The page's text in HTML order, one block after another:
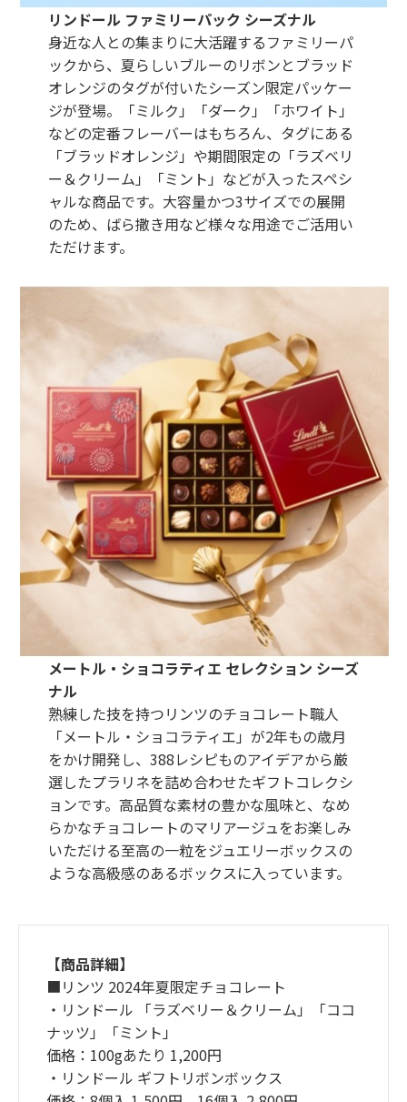
リンドール ファミリーパック シーズナル
身近な人との集まりに大活躍するファミリーパ
ックから、夏らしいブルーのリボンとブラッド
オレンジのタグが付いたシーズン限定パッケー
ジが登場。「ミルク」「ダーク」「ホワイト」
などの定番フレーバーはもちろん、タグにある
「ブラッドオレンジ」や期間限定の「ラズベリ
ー＆クリーム」「ミント」などが入ったスペシ
ャルな商品です。大容量かつ3サイズでの展開
のため、ばら撒き用など様々な用途でご活用い
ただけます。
メートル・ショコラティエ セレクション シーズ
ナル
熟練した技を持つリンツのチョコレート職人
「メートル・ショコラティエ」が2年もの歳月
をかけ開発し、388レシピものアイデアから厳
選したプラリネを詰め合わせたギフトコレクシ
ョンです。高品質な素材の豊かな風味と、なめ
らかなチョコレートのマリアージュをお楽しみ
いただける至高の一粒をジュエリーボックスの
ような高級感のあるボックスに入っています。
【商品詳細】
■リンツ 2024年夏限定チョコレート
・リンドール 「ラズベリー＆クリーム」「ココ
ナッツ」「ミント」
価格：100gあたり 1,200円
・リンドール ギフトリボンボックス